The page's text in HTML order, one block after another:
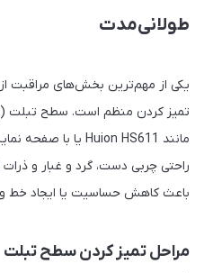
طولانی‌مدت
تمیز کردن منظم است. سطح
راحتی چربی دست، گرد و غبار و
باعث کاهش حساسیت یا ایجاد
مراحل تمیز کردن سطح تبلت